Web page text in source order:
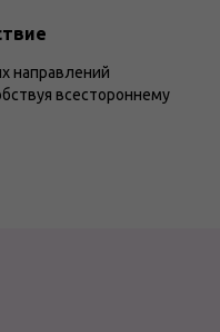
направлений
всестороннему